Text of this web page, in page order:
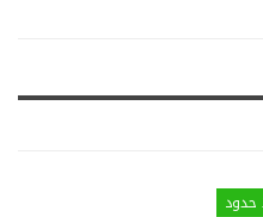
حدود